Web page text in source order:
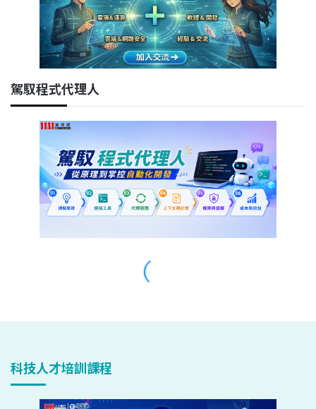
科技人才培訓課程